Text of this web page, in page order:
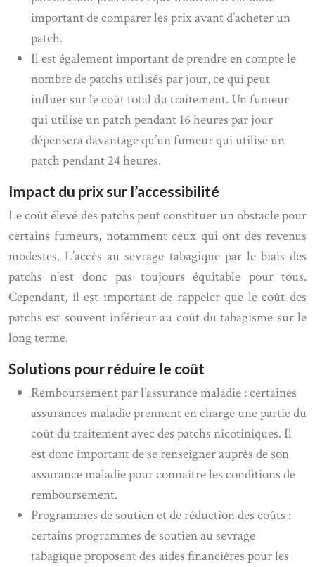
important de comparer les prix avant d’acheter un
patch.
Il est également important de prendre en compte le
nombre de patchs utilisés par jour, ce qui peut
influer sur le coût total du traitement. Un fumeur
qui utilise un patch pendant 16 heures par jour
dépensera davantage qu’un fumeur qui utilise un
patch pendant 24 heures.
Impact du prix sur l’accessibilité
Le coût élevé des patchs peut constituer un obstacle pour
certains fumeurs, notamment ceux qui ont des revenus
modestes. L’accès au sevrage tabagique par le biais des
patchs n’est donc pas toujours équitable pour tous.
Cependant, il est important de rappeler que le coût des
patchs est souvent inférieur au coût du tabagisme sur le
long terme.
Solutions pour réduire le coût
Remboursement par l’assurance maladie : certaines
assurances maladie prennent en charge une partie du
coût du traitement avec des patchs nicotiniques. Il
est donc important de se renseigner auprès de son
assurance maladie pour connaître les conditions de
remboursement.
Programmes de soutien et de réduction des coûts :
certains programmes de soutien au sevrage
tabagique proposent des aides financières pour les